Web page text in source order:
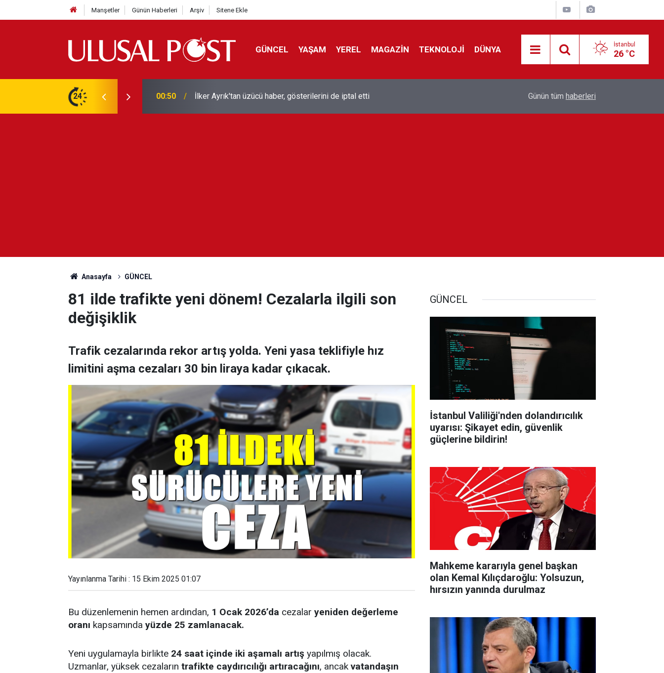
Manşetler Günün Haberleri Arşiv Sitene Ekle
GÜNCEL YAŞAM YEREL MAGAZİN TEKNOLOJİ DÜNYA İstanbul
26 °C
24 00:39
Liverpool efsanesi Mısırlı yıldız Mohamed Salah Trabzonspor ile anlaştı!
Yarın geliyor
Feridun Düzağaç sahnelere ara verdi: ''En az
Günün tüm haberleri
Anasayfa GÜNCEL
81 ilde trafikte yeni dönem! Cezalarla ilgili son
değişiklik
Trafik cezalarında rekor artış yolda. Yeni yasa teklifiyle hız
limitini aşma cezaları 30 bin liraya kadar çıkacak.
Yayınlanma Tarihi : 15 Ekim 2025 01:07
Bu düzenlemenin hemen ardından, 1 Ocak 2026’da cezalar yeniden değerleme
oranı kapsamında yüzde 25 zamlanacak.
Yeni uygulamayla birlikte 24 saat içinde iki aşamalı artış yapılmış olacak.
Uzmanlar, yüksek cezaların trafikte caydırıcılığı artıracağını, ancakvatandaşın
GÜNCEL
İstanbul Valiliği'nden dolandırıcılık
uyarısı: Şikayet edin, güvenlik
güçlerine bildirin!
Mahkeme kararıyla genel başkan
olan Kemal Kılıçdaroğlu: Yolsuzun,
hırsızın yanında durulmaz